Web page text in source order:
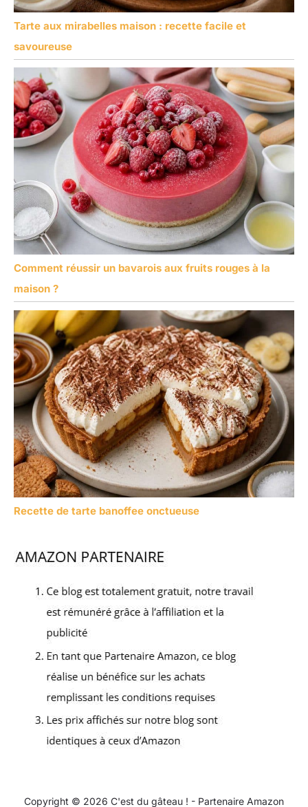
Tarte aux mirabelles maison : recette facile et
savoureuse
Comment réussir un bavarois aux fruits rouges à la
maison ?
Recette de tarte banoffee onctueuse
Copyright © 2026 C'est du gâteau ! - Partenaire Amazon